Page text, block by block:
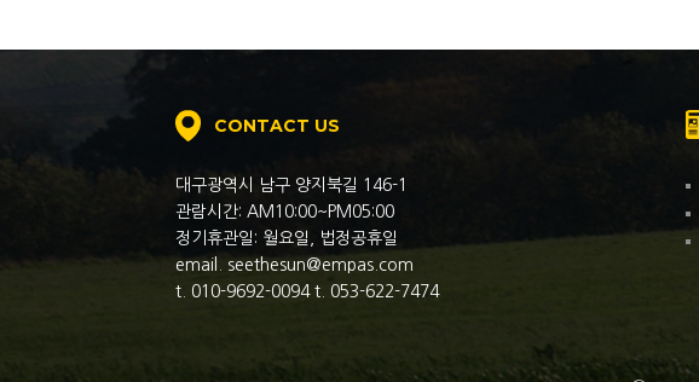
CONTACT US
대구광역시 남구 양지북길 146-1
관람시간: AM10:00~PM05:00
정기휴관일: 월요일, 법정공휴일
email. seethesun@empas.com
t. 010-9692-0094 t. 053-622-7474